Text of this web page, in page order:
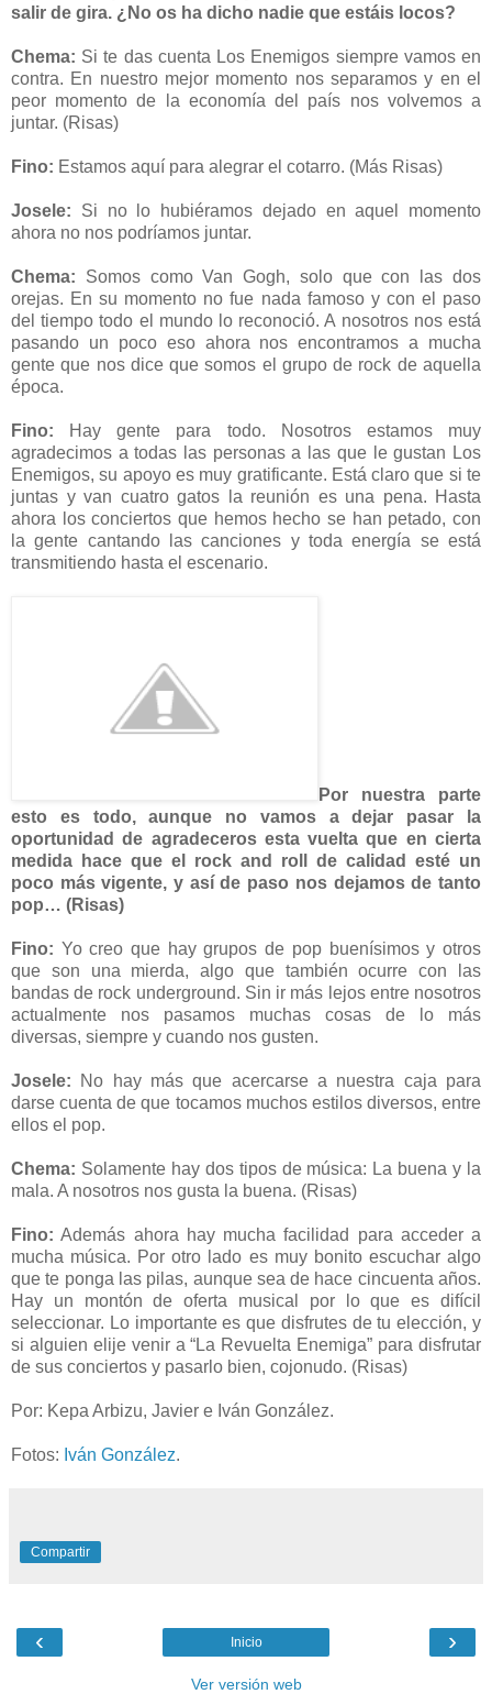
salir de gira. ¿No os ha dicho nadie que estáis locos?
Chema: Si te das cuenta Los Enemigos siempre vamos en
contra. En nuestro mejor momento nos separamos y en el
peor momento de la economía del país nos volvemos a
juntar. (Risas)
Fino: Estamos aquí para alegrar el cotarro. (Más Risas)
Josele: Si no lo hubiéramos dejado en aquel momento
ahora no nos podríamos juntar.
Chema: Somos como Van Gogh, solo que con las dos
orejas. En su momento no fue nada famoso y con el paso
del tiempo todo el mundo lo reconoció. A nosotros nos está
pasando un poco eso ahora nos encontramos a mucha
gente que nos dice que somos el grupo de rock de aquella
época.
Fino:
Hay gente para todo. Nosotros estamos muy
agradecimos a todas las personas a las que le gustan Los
Enemigos, su apoyo es muy gratificante. Está claro que si te
juntas y van cuatro gatos la reunión es una pena. Hasta
ahora los conciertos que hemos hecho se han petado, con
la gente cantando las canciones y toda energía se está
transmitiendo hasta el escenario.
Por nuestra parte
esto es todo, aunque no vamos a dejar pasar la
oportunidad de agradeceros esta vuelta que en cierta
medida hace que el rock and roll de calidad esté un
poco más vigente, y así de paso nos dejamos de tanto
pop… (Risas)
Fino: Yo creo que hay grupos de pop buenísimos y otros
que son una mierda, algo que también ocurre con las
bandas de rock underground. Sin ir más lejos entre nosotros
actualmente nos pasamos muchas cosas de lo más
diversas, siempre y cuando nos gusten.
Josele: No hay más que acercarse a nuestra caja para
darse cuenta de que tocamos muchos estilos diversos, entre
ellos el pop.
Chema: Solamente hay dos tipos de música: La buena y la
mala. A nosotros nos gusta la buena. (Risas)
Fino: Además ahora hay mucha facilidad para acceder a
mucha música. Por otro lado es muy bonito escuchar algo
que te ponga las pilas, aunque sea de hace cincuenta años.
Hay un montón de oferta musical por lo que es difícil
seleccionar. Lo importante es que disfrutes de tu elección, y
si alguien elije venir a “La Revuelta Enemiga” para disfrutar
de sus conciertos y pasarlo bien, cojonudo. (Risas)
Por: Kepa Arbizu, Javier e Iván González.
Fotos: Iván González.
Compartir
‹ ›
Inicio
Ver versión web